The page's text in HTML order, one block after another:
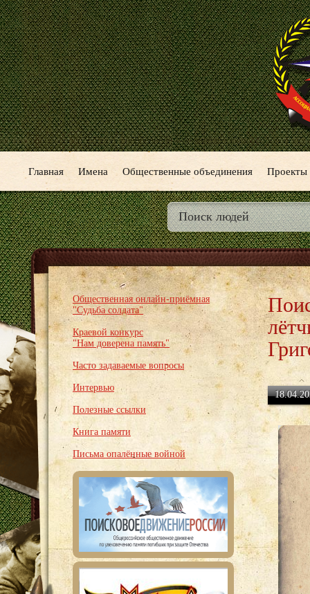
Главная Имена Общественные объединения Проекты
Общественная онлайн-приёмная
"Судьба солдата"
Краевой конкурс
"Нам доверена память"
Часто задаваемые вопросы
Интервью
Полезные ссылки
Книга памяти
Письма опалённые войной